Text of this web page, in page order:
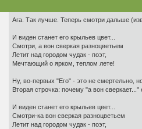
Ага. Так лучше. Теперь смотри дальше
И виден станет его крыльев цвет...
Смотри, а вон сверкая разноцветьем
Летит над городом чудак - поэт,
Мечтающий о ярком, теплом лете!
Ну, во-первых "Его" - это не смертельно,
Вторая строчка: почему "а вон
И виден станет его крыльев цвет...
Смотри-ка вон сверкая разноцветьем
Летит над городом чудак - поэт,